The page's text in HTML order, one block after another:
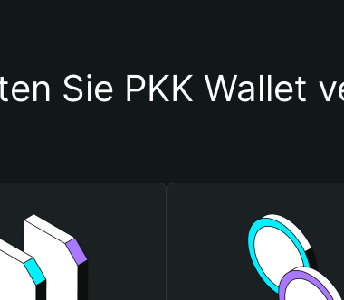
Sie PKK Wallet